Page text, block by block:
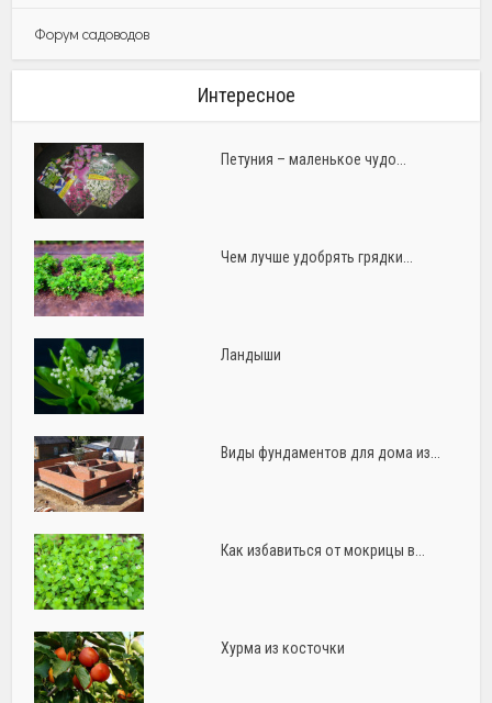
Форум садоводов
Интересное
Петуния – маленькое чудо...
Чем лучше удобрять грядки...
Ландыши
Виды фундаментов для дома из...
Как избавиться от мокрицы в...
Хурма из косточки